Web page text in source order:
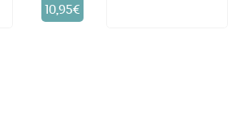
10,95€